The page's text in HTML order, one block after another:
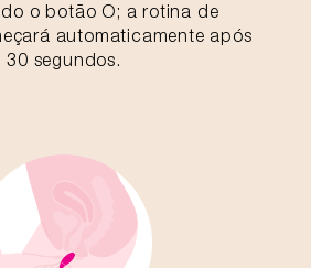
o botão O; a rotina de
automaticamente após
30 segundos.